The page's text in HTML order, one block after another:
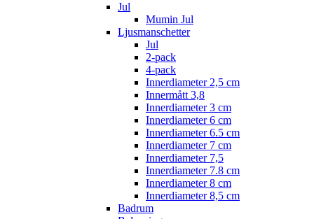
Jul
Mumin Jul
Ljusmanschetter
Jul
2-pack
4-pack
Innerdiameter 2,5 cm
Innermått 3,8
Innerdiameter 3 cm
Innerdiameter 6 cm
Innerdiameter 6.5 cm
Innerdiameter 7 cm
Innerdiameter 7,5
Innerdiameter 7.8 cm
Innerdiameter 8 cm
Innerdiameter 8,5 cm
Badrum